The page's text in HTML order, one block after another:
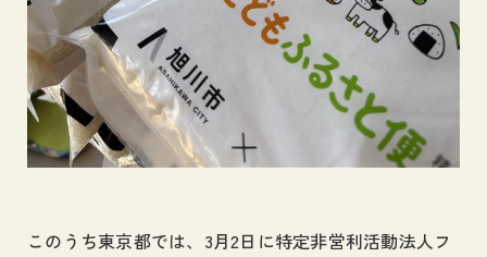
このうち東京都では、3月2日に特定非営利活動法人フ